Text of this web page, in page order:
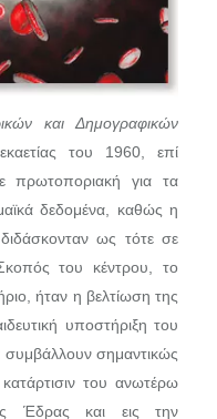
και Δημογραφικών
του 1960, επί
πρωτοποριακή για τα
δεδομένα, καθώς η
ως τότε σε
του κέντρου, το
ήταν η βελτίωση της
υποστήριξη του
συμβάλλουν σημαντικώς
του ανωτέρω
Έδρας και εις την